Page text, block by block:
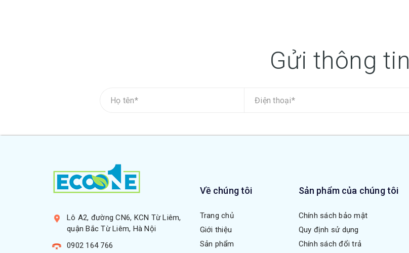
Gửi thông tin
Lô A2, đường CN6, KCN Từ Liêm,
quận Bắc Từ Liêm, Hà Nội
0902 164 766
Về chúng tôi
Trang chủ
Giới thiệu
Sản phẩm
Sản phẩm của chúng tôi
Chính sách bảo mật
Quy định sử dụng
Chính sách đổi trả